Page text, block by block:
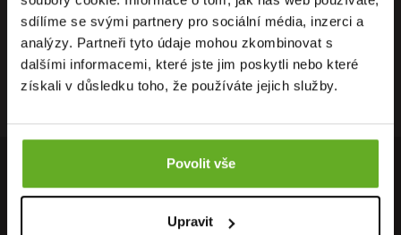
sdílíme se svými partnery pro sociální média, inzerci a
analýzy. Partneři tyto údaje mohou zkombinovat s
dalšími informacemi, které jste jim poskytli nebo které
získali v důsledku toho, že používáte jejich služby.
Povolit vše
Upravit
INVITE TIPS AND INSPIRATION TO YOUR INBOX ...
Sign up for our newsletter subscription and you will not miss any